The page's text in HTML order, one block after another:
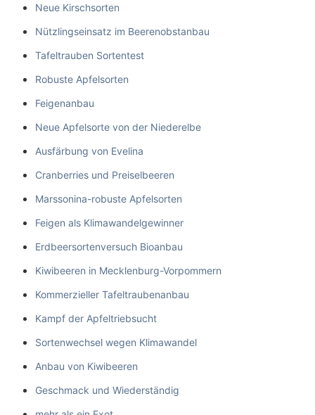
Neue Kirschsorten
Nützlingseinsatz im Beerenobstanbau
Tafeltrauben Sortentest
Robuste Apfelsorten
Feigenanbau
Neue Apfelsorte von der Niederelbe
Ausfärbung von Evelina
Cranberries und Preiselbeeren
Marssonina-robuste Apfelsorten
Feigen als Klimawandelgewinner
Erdbeersortenversuch Bioanbau
Kiwibeeren in Mecklenburg-Vorpommern
Kommerzieller Tafeltraubenanbau
Kampf der Apfeltriebsucht
Sortenwechsel wegen Klimawandel
Anbau von Kiwibeeren
Geschmack und Wiederständig